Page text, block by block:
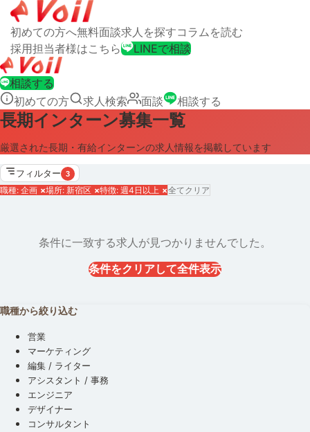
初めての方へ無料面談求人を探すコラムを読む
採用担当者様はこちら
LINEで相談
相談する
初めての方
求人検索 面談 相談する
長期インターン募集一覧
厳選された長期・有給インターンの求人情報を掲載しています
フィルター 3
職種: 企画 ×場所: 新宿区 ×特徴: 週4日以上 ×全てクリア
条件に一致する求人が見つかりませんでした。
条件をクリアして全件表示
職種から絞り込む
営業
マーケティング
編集 / ライター
アシスタント / 事務
エンジニア
デザイナー
コンサルタント